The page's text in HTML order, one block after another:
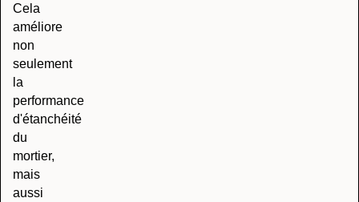
Cela
améliore
non
seulement
la
performance
d'étanchéité
du
mortier,
mais
aussi